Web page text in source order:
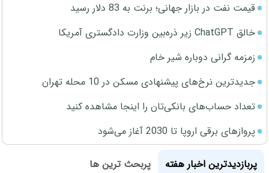
قیمت نفت در بازار جهانی؛ برنت به 83 دلار رسید
خالق ChatGPT زیر ذره‌بین وزارت دادگستری آمریکا
زمزمه گرانی دوباره شیر خام
جدیدترین نرخ‌های پیشنهادی مسکن در 10 محله تهران
تعداد حساب‌های بانکی‌تان را اینجا مشاهده کنید
پروازهای برقی اروپا تا 2030 آغاز می‌شود
پربازدیدترین اخبار هفته
پربحث ترین ها